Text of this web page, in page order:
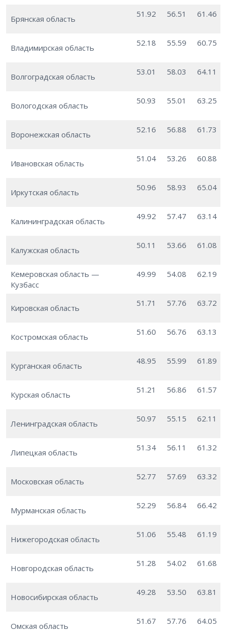
Брянская область 51.92 56.51 61.46
Владимирская область 52.18 55.59 60.75
Волгоградская область 53.01 58.03 64.11
Вологодская область 50.93 55.01 63.25
Воронежская область 52.16 56.88 61.73
Ивановская область 51.04 53.26 60.88
Иркутская область 50.96 58.93 65.04
Калининградская область 49.92 57.47 63.14
Калужская область 50.11 53.66 61.08
Кемеровская область —
Кузбасс
49.99 54.08 62.19
Кировская область 51.71 57.76 63.72
Костромская область 51.60 56.76 63.13
Курганская область 48.95 55.99 61.89
Курская область 51.21 56.86 61.57
Ленинградская область 50.97 55.15 62.11
Липецкая область 51.34 56.11 61.32
Московская область 52.77 57.69 63.32
Мурманская область 52.29 56.84 66.42
Нижегородская область 51.06 55.48 61.19
Новгородская область 51.28 54.02 61.68
Новосибирская область 49.28 53.50 63.81
Омская область 51.67 57.76 64.05